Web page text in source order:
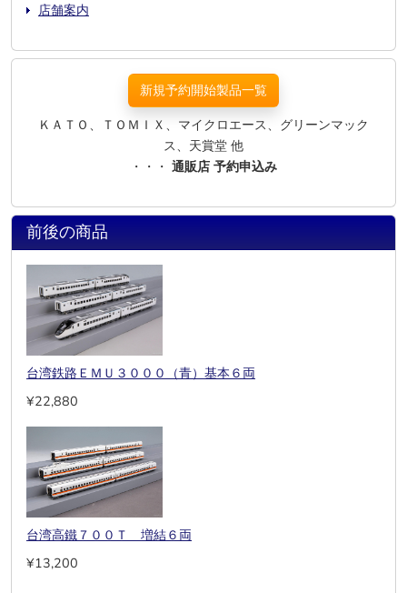
店舗案内
新規予約開始製品一覧
ＫＡＴＯ、ＴＯＭＩＸ、マイクロエース、グリーンマック
ス、天賞堂 他
・・・ 通販店 予約申込み
前後の商品
台湾鉄路ＥＭＵ３０００（青）基本６両
¥22,880
台湾高鐵７００Ｔ 増結６両
¥13,200